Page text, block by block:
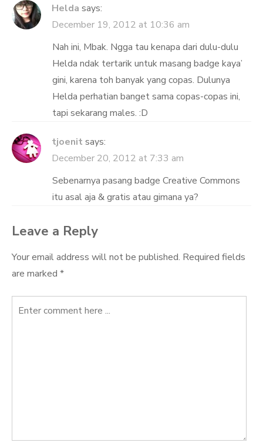
Helda says:
December 19, 2012 at 10:36 am
Nah ini, Mbak. Ngga tau kenapa dari dulu-dulu
Helda ndak tertarik untuk masang badge kaya’
gini, karena toh banyak yang copas. Dulunya
Helda perhatian banget sama copas-copas ini,
tapi sekarang males. :D
tjoenit says:
December 20, 2012 at 7:33 am
Sebenarnya pasang badge Creative Commons
itu asal aja & gratis atau gimana ya?
Leave a Reply
Your email address will not be published. Required fields
are marked *